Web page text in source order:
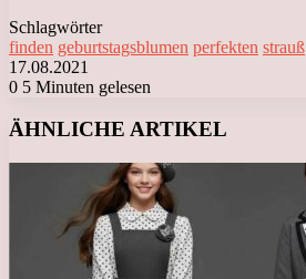
Schlagwörter
finden geburtstagsblumen perfekten strauß
17.08.2021
0 5 Minuten gelesen
ÄHNLICHE ARTIKEL